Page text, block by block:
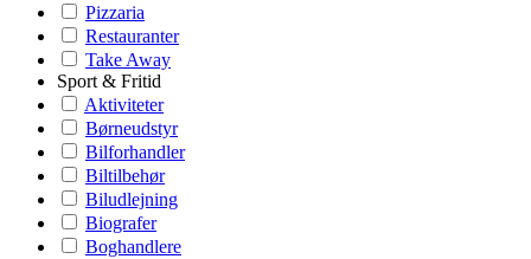
Pizzaria
Restauranter
Take Away
Sport & Fritid
Aktiviteter
Børneudstyr
Bilforhandler
Biltilbehør
Biludlejning
Biografer
Boghandlere